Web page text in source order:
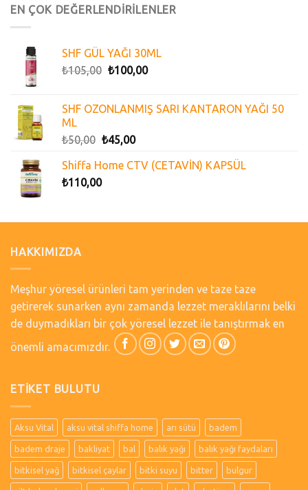
EN ÇOK DEĞERLENDİRİLENLER
SHF GÜL YAĞI 30ML
₺105,00 ₺100,00
SHF OZONLANMIŞ SARI KANTARON YAĞI 50
ML
₺50,00 ₺45,00
Shiffa Home CTV (CETAVİN) KAPSÜL
₺110,00
HAKKIMIZDA
Meşhur yöresel ürünleri tam yerinden ve taze taze
getirerek sunarken aynı zamanda lezzet meraklılarını belki
de duymadıkları bir çok yöresel lezzet ile tanıştırmak en
önemli amacımızdır.
ETIKET BULUTU
Aksu Vital aksu vital shiffa home arı sütü badem
badem draje bakliyat bal balık yağı balık yağı faydaları
bitkisel yağ bitkisel çaylar bitki suyu bitter bulgur